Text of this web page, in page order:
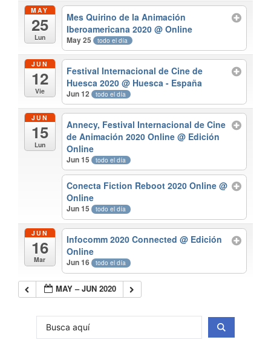
MAY
25
Lun
Mes Quirino de la Animación
Iberoamericana 2020@ Online
May 25 todo el día
JUN
12
Vie
Festival Internacional de Cine de
Huesca 2020@ Huesca - España
Jun 12 todo el día
JUN
15
Lun
Annecy, Festival Internacional de Cine
de Animación 2020 Online@ Edición
Online
Jun 15 todo el día
Conecta Fiction Reboot 2020 Online@
Online
Jun 15 todo el día
JUN
16
Mar
Infocomm 2020 Connected@ Edición
Online
Jun 16 todo el día
MAY – JUN 2020